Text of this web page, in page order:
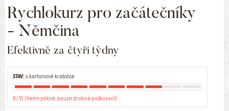
Rychlokurz pro začátečníky
- Němčina
Efektivně za čtyři týdny
STAV:v kartonové krabičce
8/10 (Velmi pěkné, pouze drobná poškození)